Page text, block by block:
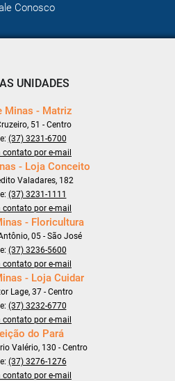
Conosco
UNIDADES
Minas - Matriz
51 - Centro
(37) 3231-6700
contato por e-mail
- Loja Conceito
Valadares, 182
(37) 3231-1111
contato por e-mail
- Floricultura
05 - São José
(37) 3236-5600
contato por e-mail
- Loja Cuidar
Lage, 37 - Centro
(37) 3232-6770
contato por e-mail
do Pará
Valério, 130 - Centro
(37) 3276-1276
contato por e-mail